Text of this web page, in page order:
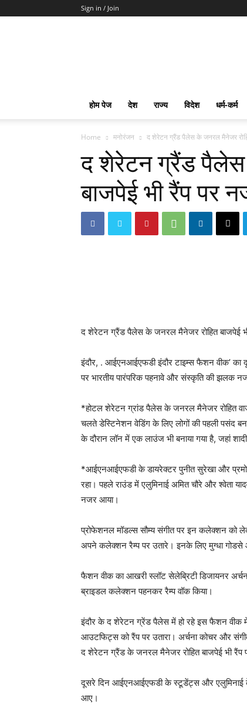
Sign in / Join
Toto
Slot
होम पेज देश राज्य विदेश धर्म-कर्म
Home मनोरंजन द शेरेटन ग्रैंड पैलेस के जनरल मैनेजर
द शेरेटन ग्रैंड
बाजपेई भी रैंप पर
द शेरेटन ग्रैंड पैलेस के जनरल मैनेजर रोहित बाजपेई
इंदौर, . आईएनआईएफडी इंदौर टाइम्स फैशन वीक’ का
पर भारतीय पारंपरिक पहनावे और संस्कृति की झलक
*होटल शेरेटन ग्रांड पैलेस के जनरल मैनेजर रोहित
चलते डेस्टिनेशन वेडिंग के लिए लोगों की पहली पसंद
के दौरान लॉन में एक लाउंज भी बनाया गया है, जहां
*आईएनआईएफडी के डायरेक्टर पुनीत सुरेखा और
रहा। पहले राउंड में एलुमिनाई अमित चौरे और श्वेता
नजर आया।
प्रोफेशनल मॉडल्स सौम्य संगीत पर इन कलेक्शन को
अपने कलेक्शन रैम्प पर उतारे। इनके लिए मुग्धा गोडसे
फैशन वीक का आखरी स्लॉट सेलेब्रिटी डिजायनर
ब्राइडल कलेक्शन पहनकर रैम्प वॉक किया।
इंदौर के द शेरेटन ग्रेंड पैलेस में हो रहे इस फैशन वीक
आउटफिट्स को रैंप पर उतारा। अर्चना कोचर और
द शेरेटन ग्रैंड के जनरल मैनेजर रोहित बाजपेई भी
दूसरे दिन आईएनआईएफडी के स्टूडेंट्स और एलुमिनाई के
आए।